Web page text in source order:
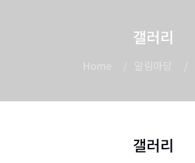
갤러리
Home 알림마당
갤러리